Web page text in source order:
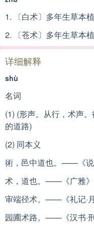
1. 〔白术〕多年生草本
2. 〔苍术〕多年生草本
详细解释
shù
名词
(1) (形声。从行，术声
的道路)
(2) 同本义
術，邑中道也。——《说
术，道也。——《广雅》
审端径术。——《礼记·月
园圃术路。——《汉书·